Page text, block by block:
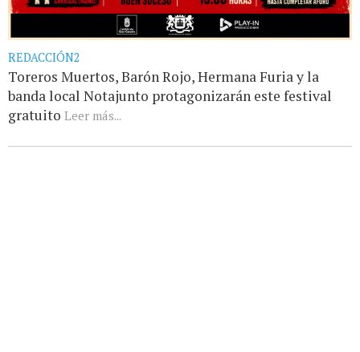
REDACCIÓN2
Toreros Muertos, Barón Rojo, Hermana Furia y la
banda local Notajunto protagonizarán este festival
gratuito Leer más...